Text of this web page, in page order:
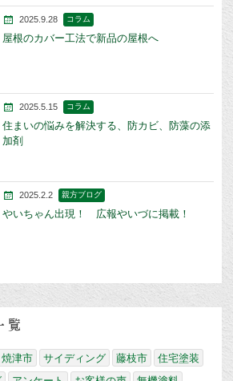
2025.9.28 コラム
屋根のカバー工法で新品の屋根へ
2025.5.15 コラム
住まいの悩みを解決する、防カビ、防藻の添
加剤
2025.2.2 親方ブログ
やいちゃん出現！ 広報やいづに掲載！
覧
焼津市 サイディング 藤枝市
住宅塗装